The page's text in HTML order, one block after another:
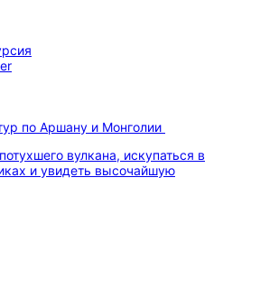
по Аршану и Монголии
вулкана, искупаться в
и увидеть высочайшую